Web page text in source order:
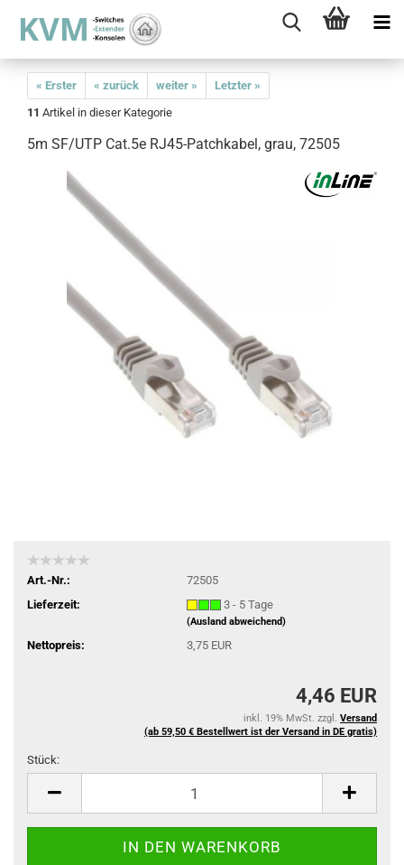
« Erster « zurück weiter »
Letzter »
11 Artikel in dieser Kategorie
5m SF/UTP Cat.5e RJ45-Patchkabel, grau, 72505
Art.-Nr.:
72505
Lieferzeit:
3 - 5 Tage
(Ausland abweichend)
Nettopreis: 3,75 EUR
4,46 EUR
inkl. 19% MwSt. zzgl. Versand
(ab 59,50 € Bestellwert ist der Versand in DE gratis)
Stück: